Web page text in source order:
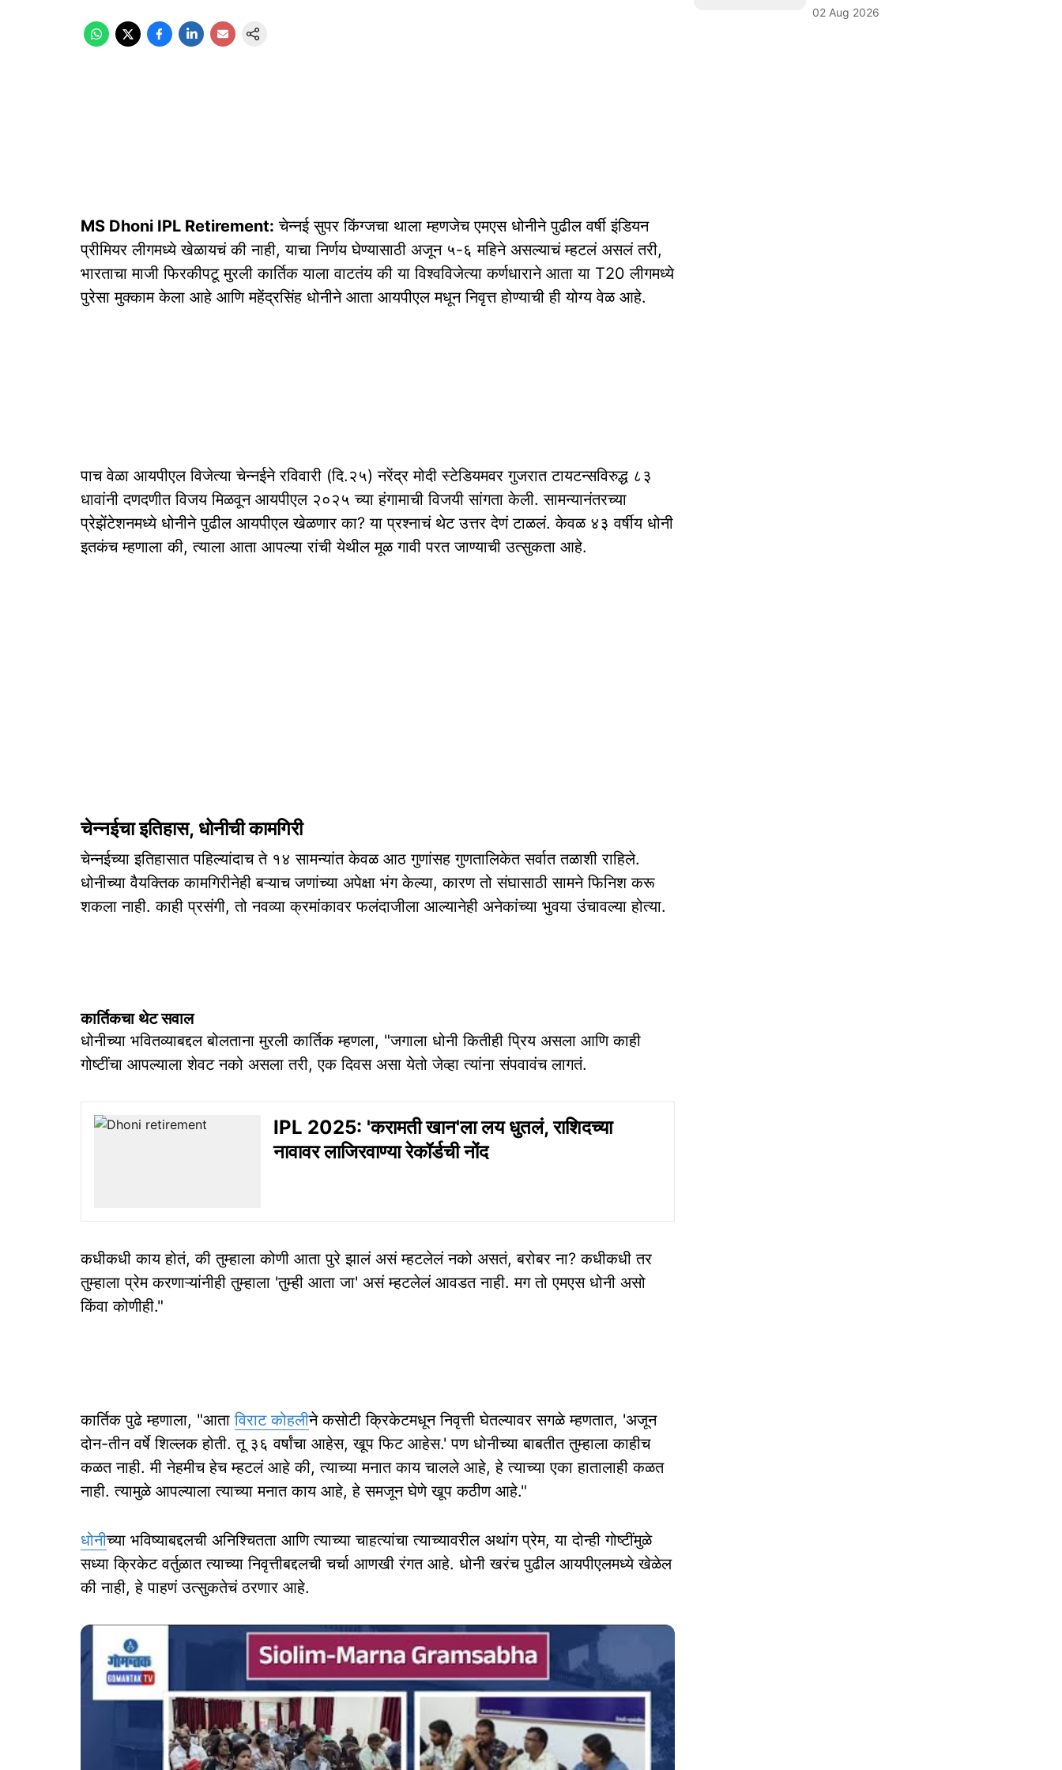
MS Dhoni IPL Retirement: चेन्नई सुपर किंग्जचा थाला म्हणजेच एमएस धोनीने पुढील वर्षी इंडियन
प्रीमियर लीगमध्ये खेळायचं की नाही, याचा निर्णय घेण्यासाठी अजून ५-६ महिने असल्याचं म्हटलं असलं तरी,
भारताचा माजी फिरकीपटू मुरली कार्तिक याला वाटतंय की या विश्वविजेत्या कर्णधाराने आता या T20 लीगमध्ये
पुरेसा मुक्काम केला आहे आणि महेंद्रसिंह धोनीने आता आयपीएल मधून निवृत्त होण्याची ही योग्य वेळ आहे.
पाच वेळा आयपीएल विजेत्या चेन्नईने रविवारी (दि.२५) नरेंद्र मोदी स्टेडियमवर गुजरात टायटन्सविरुद्ध ८३
धावांनी दणदणीत विजय मिळवून आयपीएल २०२५ च्या हंगामाची विजयी सांगता केली. सामन्यानंतरच्या
प्रेझेंटेशनमध्ये धोनीने पुढील आयपीएल खेळणार का? या प्रश्नाचं थेट उत्तर देणं टाळलं. केवळ ४३ वर्षीय धोनी
इतकंच म्हणाला की, त्याला आता आपल्या रांची येथील मूळ गावी परत जाण्याची उत्सुकता आहे.
चेन्नईचा इतिहास, धोनीची कामगिरी
चेन्नईच्या इतिहासात पहिल्यांदाच ते १४ सामन्यांत केवळ आठ गुणांसह गुणतालिकेत सर्वात तळाशी राहिले.
धोनीच्या वैयक्तिक कामगिरीनेही बऱ्याच जणांच्या अपेक्षा भंग केल्या, कारण तो संघासाठी सामने फिनिश करू
शकला नाही. काही प्रसंगी, तो नवव्या क्रमांकावर फलंदाजीला आल्यानेही अनेकांच्या भुवया उंचावल्या होत्या.
कार्तिकचा थेट सवाल
धोनीच्या भवितव्याबद्दल बोलताना मुरली कार्तिक म्हणला, "जगाला धोनी कितीही प्रिय असला आणि काही
गोष्टींचा आपल्याला शेवट नको असला तरी, एक दिवस असा येतो जेव्हा त्यांना संपवावंच लागतं.
IPL 2025: 'करामती खान'ला लय धुतलं, राशिदच्या
नावावर लाजिरवाण्या रेकॉर्डची नोंद
कधीकधी काय होतं, की तुम्हाला कोणी आता पुरे झालं असं म्हटलेलं नको असतं, बरोबर ना? कधीकधी तर
तुम्हाला प्रेम करणाऱ्यांनीही तुम्हाला 'तुम्ही आता जा' असं म्हटलेलं आवडत नाही. मग तो एमएस धोनी असो
किंवा कोणीही."
कार्तिक पुढे म्हणाला, "आताविराट कोहलीने कसोटी क्रिकेटमधून निवृत्ती घेतल्यावर सगळे म्हणतात, 'अजून
दोन-तीन वर्षे शिल्लक होती. तू ३६ वर्षांचा आहेस, खूप फिट आहेस.' पण धोनीच्या बाबतीत तुम्हाला काहीच
कळत नाही. मी नेहमीच हेच म्हटलं आहे की, त्याच्या मनात काय चालले आहे, हे त्याच्या एका हातालाही कळत
नाही. त्यामुळे आपल्याला त्याच्या मनात काय आहे, हे समजून घेणे खूप कठीण आहे."
धोनीच्या भविष्याबद्दलची अनिश्चितता आणि त्याच्या चाहत्यांचा त्याच्यावरील अथांग प्रेम, या दोन्ही गोष्टींमुळे
सध्या क्रिकेट वर्तुळात त्याच्या निवृत्तीबद्दलची चर्चा आणखी रंगत आहे. धोनी खरंच पुढील आयपीएलमध्ये खेळेल
की नाही, हे पाहणं उत्सुकतेचं ठरणार आहे.
02 Aug 2026